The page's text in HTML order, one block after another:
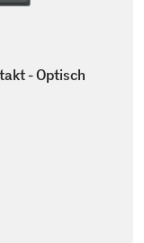
- Optisch